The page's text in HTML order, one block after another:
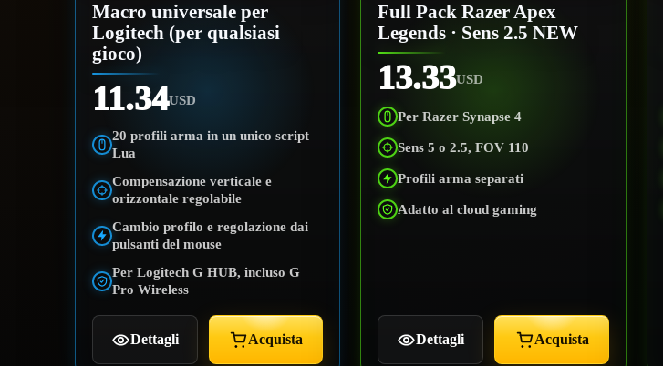
Macro universale per
Logitech (per qualsiasi
gioco)
11.34USD
20 profili arma in un unico script
Lua
Compensazione verticale e
orizzontale regolabile
Cambio profilo e regolazione dai
pulsanti del mouse
Per Logitech G HUB, incluso G
Pro Wireless
Dettagli Acquista
Full Pack Razer Apex
Legends · Sens 2.5 NEW
13.33USD
Per Razer Synapse 4
Sens 5 o 2.5, FOV 110
Profili arma separati
Adatto al cloud gaming
Dettagli Acquista